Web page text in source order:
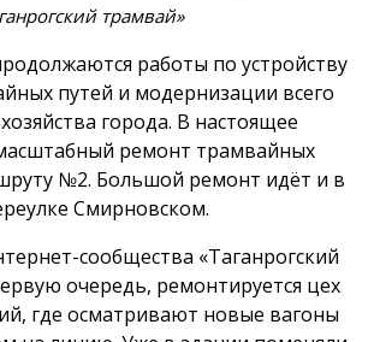
трамвай»
работы по устройству
путей и модернизации всего
города. В настоящее
ремонт трамвайных
№2. Большой ремонт идёт и в
Смирновском.
сообщества «Таганрогский
очередь, ремонтируется цех
где осматривают новые вагоны